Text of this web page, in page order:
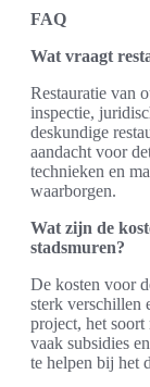
FAQ
Wat vraagt
Restauratie van
inspectie,
deskundige
aandacht voor
technieken en
waarborgen.
Wat zijn de
stadsmuren?
De kosten voor
sterk verschillen
project, het soort
vaak subsidies
te helpen bij het